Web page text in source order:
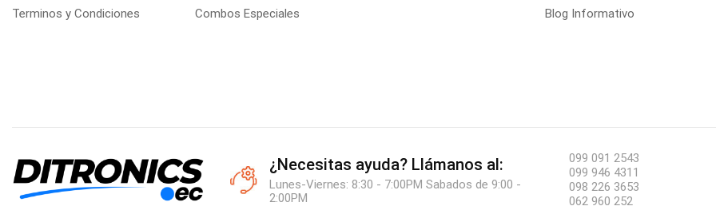
Terminos y Condiciones
Combos Especiales
Blog Informativo
¿Necesitas ayuda? Llámanos al:
Lunes-Viernes: 8:30 - 7:00PM Sabados de 9:00 -
2:00PM
099 091 2543
099 946 4311
098 226 3653
062 960 252